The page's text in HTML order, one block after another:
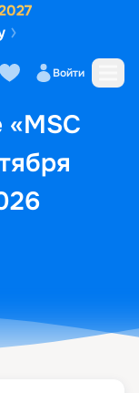
Войти
Маршрут и